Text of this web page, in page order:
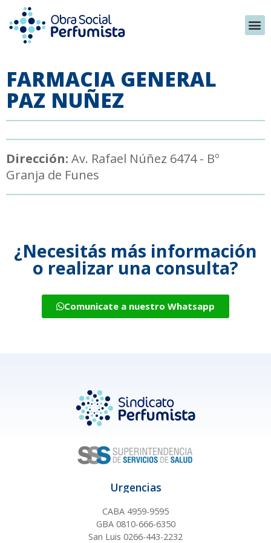
FARMACIA GENERAL
PAZ NUÑEZ
Dirección: Av. Rafael Núñez 6474 - Bº
Granja de Funes
¿Necesitás más información
o realizar una consulta?
Comunicate a nuestro Whatsapp
Urgencias
CABA 4959-9595
GBA 0810-666-6350
San Luis 0266-443-2232